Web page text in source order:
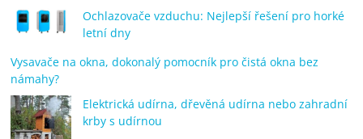
Ochlazovače vzduchu: Nejlepší řešení pro horké
letní dny
Vysavače na okna, dokonalý pomocník pro čistá okna bez
námahy?
Elektrická udírna, dřevěná udírna nebo zahradní
krby s udírnou